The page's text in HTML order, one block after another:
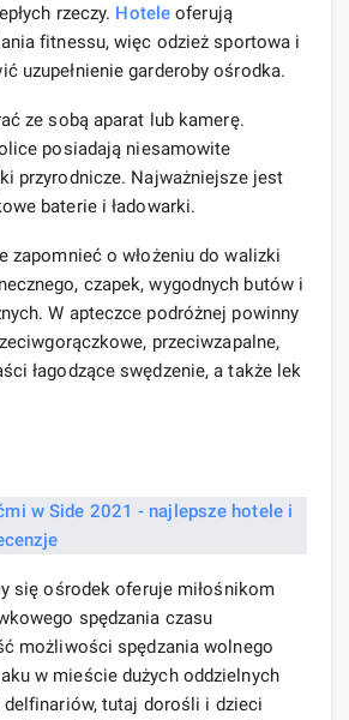
rzeczy. Hotele oferują
fitnessu, więc odzież sportowa i
uzupełnienie garderoby ośrodka.
ze sobą aparat lub kamerę.
posiadają niesamowite
przyrodnicze. Najważniejsze jest
baterie i ładowarki.
zapomnieć o włożeniu do walizki
czapek, wygodnych butów i
W apteczce podróżnej powinny
przeciwzapalne,
łagodzące swędzenie, a także lek
się ośrodek oferuje miłośnikom
spędzania czasu
możliwości spędzania wolnego
w mieście dużych oddzielnych
tutaj dorośli i dzieci